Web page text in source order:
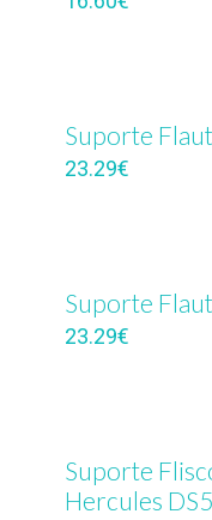
Suporte
23.29€
Suporte
23.29€
Suporte
Hercules